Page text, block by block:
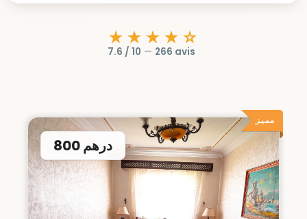
★★★★☆
7.6 / 10 — 266 avis
مميز
800 درهم